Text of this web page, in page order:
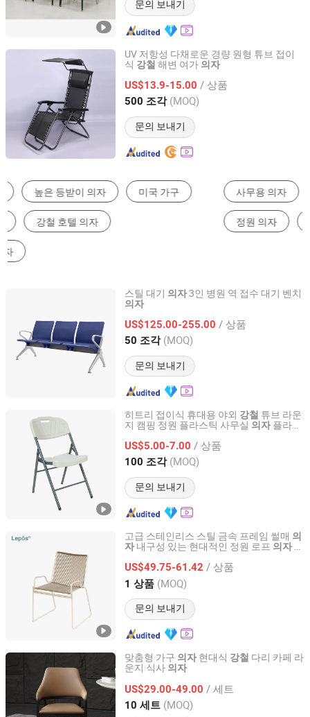
문의 보내기
UV 저항성 다채로운 경량 원형 튜브 접이
식 강철 해변 여가 의자
US$13.9-15.00 / 상품
500 조각 (MOQ)
문의 보내기
Qingtian County Ririkang Leisure Products Co., Ltd
Zhejiang, China 이후 2025
사무용 의자 식당 의자 학생 책상
정원 의자 강당 의자
스틸 대기 의자3인 병원 역 접수 대기 벤치
의자
US$125.00-255.00 / 상품
50 조각 (MOQ)
문의 보내기
Beijing Baoruite Furniture Co., Ltd.
Beijing, China 이후 2026
히트리 접이식 휴대용 야외 강철 튜브 라운
지 캠핑 정원 플라스틱 사무실 의자 플라스
US$5.00-7.00 / 상품
100 조각 (MOQ)
문의 보내기
Zhejiang Hitree Leisure Products Co., Ltd.
Zhejiang, China 이후 2012
고급 스테인리스 스틸 금속 프레임 썰매 의
자 내구성 있는 현대적인 정원 로프 의자 파
US$49.75-61.42 / 상품
1 상품 (MOQ)
문의 보내기
SUNLINK FURNITURE LTD.
Guangdong, China 이후 2026
맞춤형 가구 의자 현대식 강철 다리 카페 라
운지 식사 의자
US$29.00-49.00 / 세트
10 세트 (MOQ)
Foshan Optima Home Industry Co .,Ltd
Guangdong, China 이후 2026